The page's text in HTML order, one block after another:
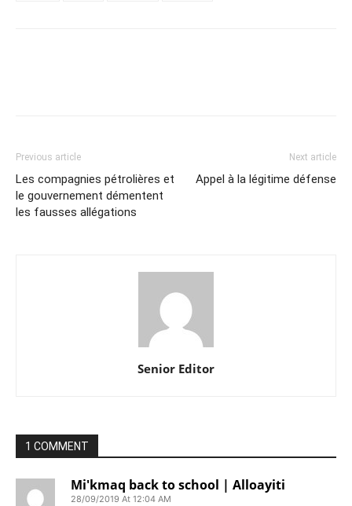
Previous article
Les compagnies pétrolières et
le gouvernement démentent
les fausses allégations
Next article
Appel à la légitime défense
Senior Editor
1 COMMENT
Mi'kmaq back to school | Alloayiti
28/09/2019 At 12:04 AM